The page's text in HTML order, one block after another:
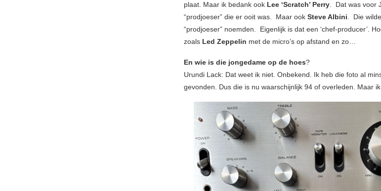
plaat. Maar ik bedank ook Lee ‘Scratch’ Perry. Dat was voor
“prodjoeser” die er ooit was. Maar ook Steve Albini. Die
“prodjoeser” noemden. Eigenlijk is dat een ‘chef-producer’.
zoals Led Zeppelin met de micro’s op afstand en zo…
En wie is die jongedame op de hoes?
Urundi Lack: Dat weet ik niet. Onbekend. Ik heb die foto al
gevonden. Dus die is nu waarschijnlijk 94 of overleden. Maar